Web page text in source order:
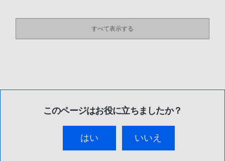
すべて表示する
このページはお役に立ちましたか？
はい いいえ